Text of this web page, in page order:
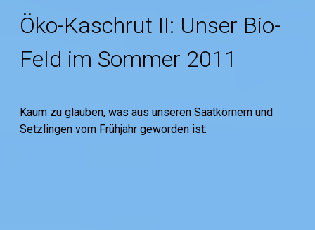
Öko-Kaschrut II: Unser Bio-
Feld im Sommer 2011
Kaum zu glauben, was aus unseren Saatkörnern und
Setzlingen vom Frühjahr geworden ist: